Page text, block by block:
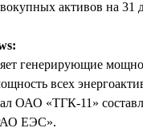
активов на 31
генерирующие
всех
ОАО «ТГК-11»
ЕЭС».